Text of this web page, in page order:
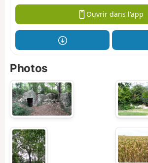
Ouvrir dans l'app
Photos